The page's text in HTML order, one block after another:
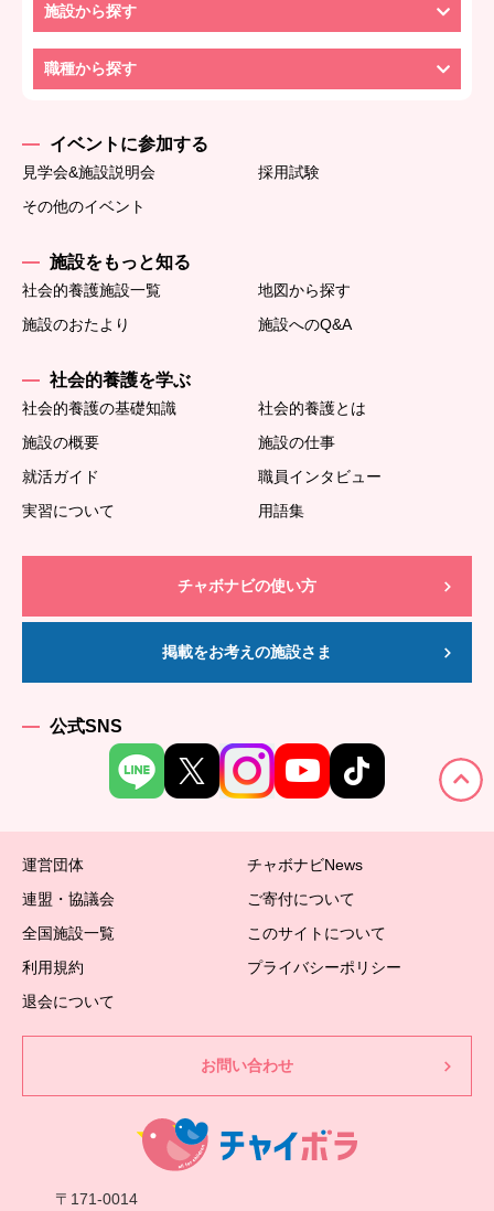
施設から探す
職種から探す
イベントに参加する
見学会&施設説明会
採用試験
その他のイベント
施設をもっと知る
社会的養護施設一覧
地図から探す
施設のおたより
施設へのQ&A
社会的養護を学ぶ
社会的養護の基礎知識
社会的養護とは
施設の概要
施設の仕事
就活ガイド
職員インタビュー
実習について
用語集
チャボナビの使い方
掲載をお考えの施設さま
公式SNS
運営団体
チャボナビNews
連盟・協議会
ご寄付について
全国施設一覧
このサイトについて
利用規約
プライバシーポリシー
退会について
お問い合わせ
〒171-0014